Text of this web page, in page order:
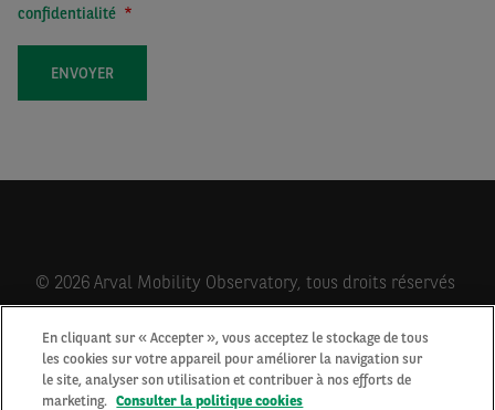
confidentialité
© 2026 Arval Mobility Observatory, tous droits réservés
Qui sommes-nous?
Contactez-nous
En cliquant sur « Accepter », vous acceptez le stockage de tous
les cookies sur votre appareil pour améliorer la navigation sur
le site, analyser son utilisation et contribuer à nos efforts de
marketing. Consulter la politique cookies